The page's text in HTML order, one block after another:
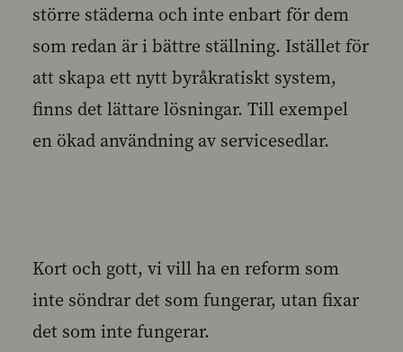
större städerna och inte enbart för dem
som redan är i bättre ställning. Istället för
att skapa ett nytt byråkratiskt system,
finns det lättare lösningar. Till exempel
en ökad användning av servicesedlar.
Kort och gott, vi vill ha en reform som
inte söndrar det som fungerar, utan fixar
det som inte fungerar.